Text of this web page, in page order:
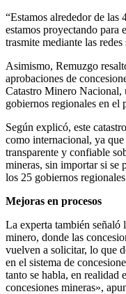
“Estamos alrededor de las
estamos proyectando para
trasmite mediante las
Asimismo, Remuzgo
aprobaciones de
Catastro Minero Nacional,
gobiernos regionales en el
Según explicó, este
como internacional, ya
transparente y confiable
mineras, sin importar si se
los 25 gobiernos
Mejoras en procesos
La experta también señaló
minero, donde las
vuelven a solicitar, lo que
en el sistema de
tanto se habla, en realidad
concesiones mineras»,